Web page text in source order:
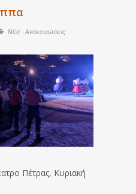
Νέα - Ανακοινώσεις
Πέτρας, Κυριακή